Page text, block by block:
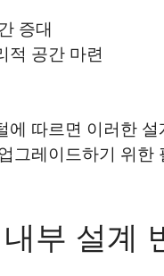
증대
적 공간 마련
따르면 이러한
그레이드하기 위한
부 설계